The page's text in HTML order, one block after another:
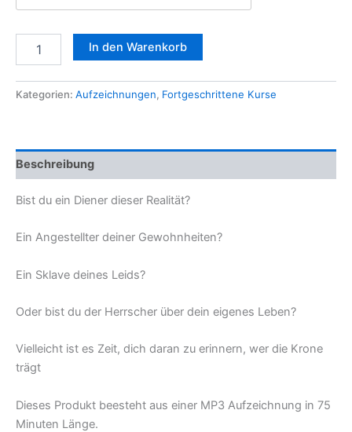
Schule
Magie:
Macht
über
dein
Leben?
In den Warenkorb
Kategorien: Aufzeichnungen, Fortgeschrittene Kurse
Beschreibung
Bist du ein Diener dieser Realität?
Ein Angestellter deiner Gewohnheiten?
Ein Sklave deines Leids?
Oder bist du der Herrscher über dein eigenes Leben?
Vielleicht ist es Zeit, dich daran zu erinnern, wer die Krone
trägt
Dieses Produkt beesteht aus einer MP3 Aufzeichnung in 75
Minuten Länge.